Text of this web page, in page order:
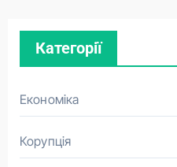
Категорії
Економіка
Корупція